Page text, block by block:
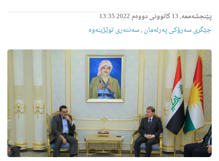
پێنجشەممە, 13 کانوونی دووەم 2022 13:35
جێگری سەرۆکی پەرلەمان,سەنتەری توێژینەوە